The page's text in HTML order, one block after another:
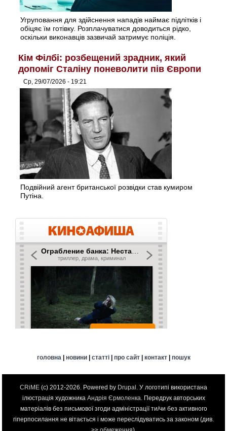
Угруповання для здійснення нападів наймає підлітків і
обіцяє їм готівку. Розплачуватися доводиться рідко,
оскільки виконавців зазвичай затримує поліція.
Кім Філбі: розбещений зрадник, який
допоміг Сталіну поневолити пів Європи
Ср, 29/07/2026 - 19:21
Подвійний агент британської розвідки став кумиром
Путіна.
головна| новини| статті| про сайт| контакт| пошук
CRiME (c) 2012-2026. Powered by Drupal . У логотипі використана
ілюстрація художника Андрія Єрмоленка. Передрук авторських
матеріалів без письмової згоди адміністрації ти/чи без активного
гіперпосилання не вітається і може переслідуватись за законом (див.